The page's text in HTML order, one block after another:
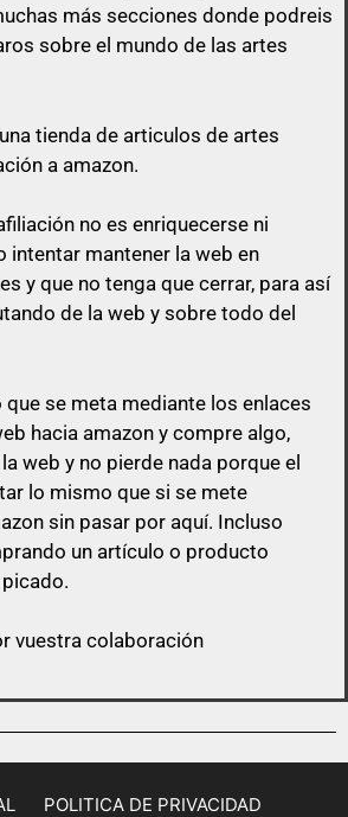
más secciones donde podreis
sobre el mundo de las artes
tienda de articulos de artes
a amazon.
no es enriquecerse ni
intentar mantener la web en
y que no tenga que cerrar, para así
de la web y sobre todo del
que se meta mediante los enlaces
hacia amazon y compre algo,
web y no pierde nada porque el
lo mismo que si se mete
sin pasar por aquí. Incluso
un artículo o producto
vuestra colaboración
POLITICA DE PRIVACIDAD